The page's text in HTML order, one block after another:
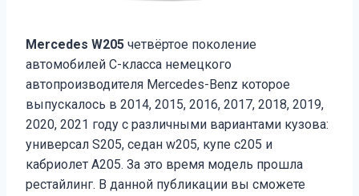
Mercedes W205 четвёртое поколение
автомобилей C-класса немецкого
автопроизводителя Mercedes-Benz которое
выпускалось в 2014, 2015, 2016, 2017, 2018, 2019,
2020, 2021 году с различными вариантами кузова:
универсал S205, седан w205, купе с205 и
кабриолет А205. За это время модель прошла
рестайлинг. В данной публикации вы сможете